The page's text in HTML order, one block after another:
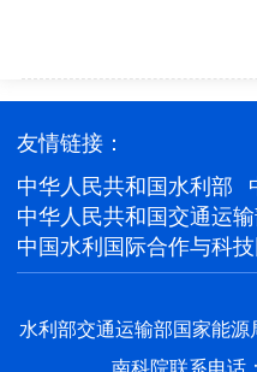
友情链接：
中华人民共和国水利部
中华人民共和国交通运
中国水利国际合作与科
水利部交通运输部国家能